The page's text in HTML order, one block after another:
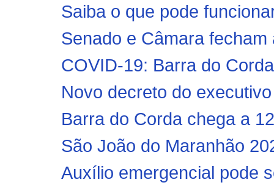
Saiba o que pode
Senado e Câmara
COVID-19: Barra do
Novo decreto do
Barra do Corda chega a
São João do Maranhão
Auxílio emergencial pode